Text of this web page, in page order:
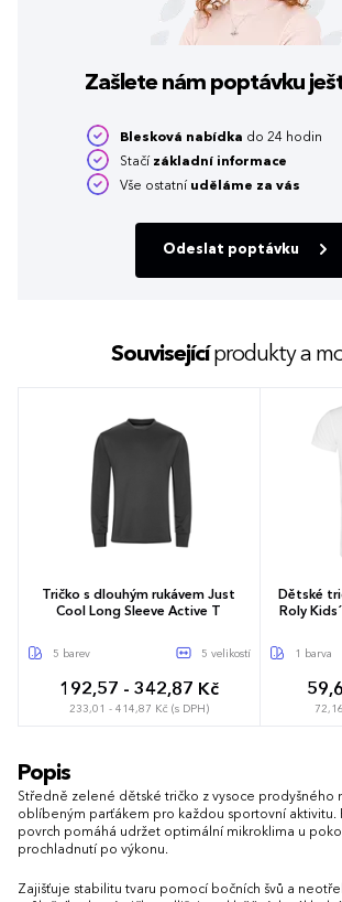
Zašlete nám poptávku
Blesková nabídka do 24 hodin
Stačí základní informace
Vše ostatní uděláme za vás
Odeslat poptávku
Souvisejícíprodukty a
Tričko s dlouhým rukávem Just
Cool Long Sleeve Active T
5 barev 5 velikostí
192,57 - 342,87 Kč
233,01 - 414,87 Kč (s DPH)
Dětské
Roly
1 barva
5-6 let
Popis
Středně zelené dětské tričko z vysoce prodyšného
oblíbeným parťákem pro každou sportovní aktivitu.
povrch pomáhá udržet optimální mikroklima u
prochladnutí po výkonu.
Zajišťuje stabilitu tvaru pomocí bočních švů a